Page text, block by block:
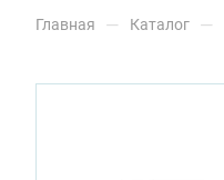
Главная — Каталог —